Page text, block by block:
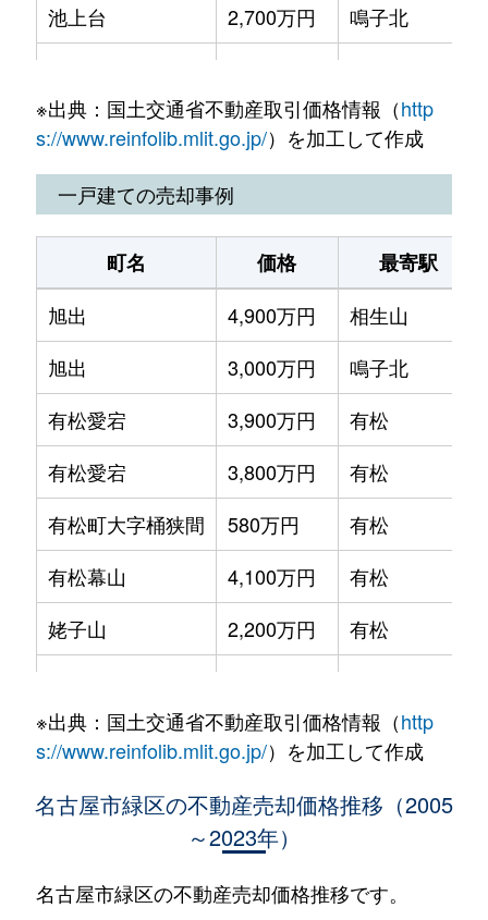
大高町
1,000万円 名和(愛知)
亀が洞
4,800万円 徳重
黒沢台
250万円
黒沢台
4,000万円 徳重
黒沢台
3,500万円 徳重
小坂
2,000万円 徳重
境松
2,600万円 中京競馬場前
左京山
720万円 左京山
作の山町
1,800万円 鳴海
鹿山
1,500万円 鳴海
曽根
480万円 左京山
太子
450万円 有松
太子
150万円 中京競馬場前
大将ケ根
500万円 中京競馬場前
大将ケ根
500万円 中京競馬場前
池上台
2,700万円
鳴子北
姥子山
3,000万円
有松
梅里
5,700万円
神沢
9,500万円
神沢
梅里
3,200万円
神沢
漆山
4,000万円
左京山
大清水
4,900万円
前後
大清水
3,400万円
徳重
大高台
2,500万円
南大高
大高町
200万円
大高
大高町
1,000万円
大高
大高町
2,200万円
大高
大高町
2,600万円
大高
9,500万円
大高町
2,600万円
南大高
※出典：国土交通省不動産取引価格情報（http
s://www.reinfolib.mlit.go.jp/）を加工して作成
一戸建ての売却事例
町名 価格
最寄駅
旭出
4,900万円
相生山
旭出
3,000万円
鳴子北
有松愛宕
3,900万円
有松
有松愛宕
3,800万円
有松
有松町大字桶狭間
580万円
有松
有松幕山
4,100万円
有松
姥子山
2,200万円
有松
姥子山
5,800万円
中京競馬場前
4,000万円
浦里
4,400万円
本星崎
※出典：国土交通省不動産取引価格情報（http
s://www.reinfolib.mlit.go.jp/）を加工して作成
名古屋市緑区の不動産売却価格推移（2005
～2023年）
名古屋市緑区の不動産売却価格推移です。